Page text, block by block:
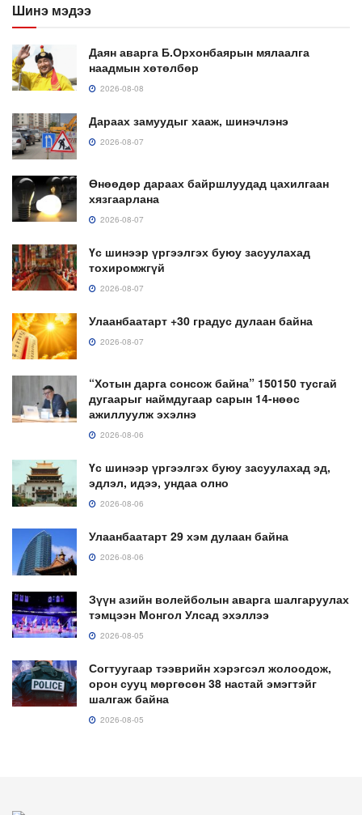
Шинэ мэдээ
Даян аварга Б.Орхонбаярын мялаалга
наадмын хөтөлбөр
2026-08-08
Дараах замуудыг хааж, шинэчлэнэ
2026-08-07
Өнөөдөр дараах байршлуудад цахилгаан
хязгаарлана
2026-08-07
Үс шинээр үргээлгэх буюу засуулахад
тохиромжгүй
2026-08-07
Улаанбаатарт +30 градус дулаан байна
2026-08-07
“Хотын дарга сонсож байна” 150150 тусгай
дугаарыг наймдугаар сарын 14-нөөс
ажиллуулж эхэлнэ
2026-08-06
Үс шинээр үргээлгэх буюу засуулахад эд,
эдлэл, идээ, ундаа олно
2026-08-06
Улаанбаатарт 29 хэм дулаан байна
2026-08-06
Зүүн азийн волейболын аварга шалгаруулах
тэмцээн Монгол Улсад эхэллээ
2026-08-05
Согтуугаар тээврийн хэрэгсэл жолоодож,
орон сууц мөргөсөн 38 настай эмэгтэйг
шалгаж байна
2026-08-05